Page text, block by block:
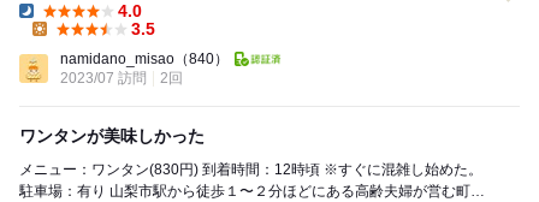
Dinner:
4.0
3.5
namidano_misao （840）
2023/07 訪問
2回
ワンタンが美味しかった
メニュー：ワンタン(830円) 到着時間：12時頃 ※すぐに混雑し始めた。
駐車場：有り 山梨市駅から徒歩１〜２分ほどにある高齢夫婦が営む町中